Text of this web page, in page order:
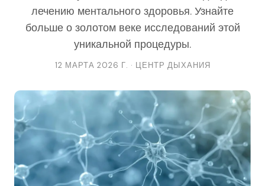
лечению ментального здоровья. Узнайте
больше о золотом веке исследований этой
уникальной процедуры.
12 МАРТА 2026 Г. · ЦЕНТР ДЫХАНИЯ